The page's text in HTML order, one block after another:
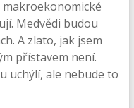
Medvědi budou
A zlato, jak jsem
přístavem není.
uchýlí, ale nebude to